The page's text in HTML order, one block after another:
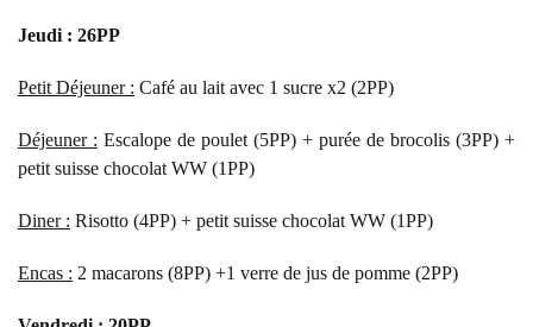
Jeudi : 26PP
Petit Déjeuner : Café au lait avec 1 sucre x2 (2PP)
Déjeuner : Escalope de poulet (5PP) + purée de brocolis (3PP) +
petit suisse chocolat WW (1PP)
Diner : Risotto (4PP) + petit suisse chocolat WW (1PP)
Encas : 2 macarons (8PP) +1 verre de jus de pomme (2PP)